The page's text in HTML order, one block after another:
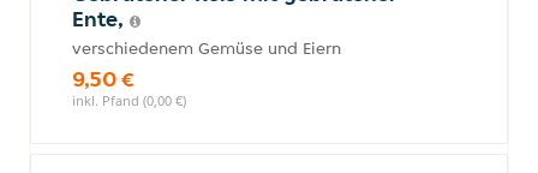
Ente,
verschiedenem Gemüse und Eiern
9,50 €
inkl. Pfand (0,00 €)